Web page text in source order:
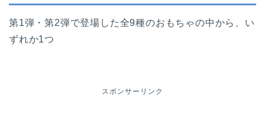
第1弾・第2弾で登場した全9種のおもちゃの中から、い
ずれか1つ
スポンサーリンク